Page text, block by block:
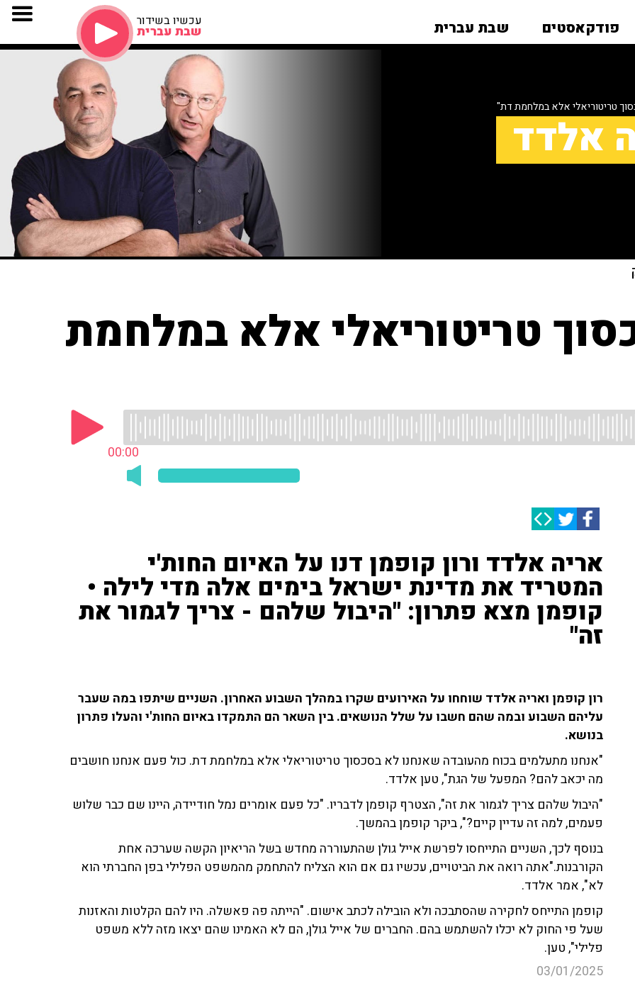
פודקאסטים שבת עברית עכשיו בשידור
שבת עברית
טריטוריאלי אלא במלחמת דת"
אלדד
טריטוריאלי אלא במלחמת
00:00
אריה אלדד ורון קופמן דנו על האיום החות'י
המטריד את מדינת ישראל בימים אלה מדי לילה •
קופמן מצא פתרון: "היבול שלהם - צריך לגמור את
זה"
רון קופמן ואריה אלדד שוחחו על האירועים שקרו במהלך השבוע האחרון. השניים שיתפו במה שעבר
עליהם השבוע ובמה שהם חשבו על שלל הנושאים. בין השאר הם התמקדו באיום החות'י והעלו פתרון
בנושא.
"אנחנו מתעלמים בכוח מהעובדה שאנחנו לא בסכסוך טריטוריאלי אלא במלחמת דת. כול פעם אנחנו חושבים
מה יכאב להם? המפעל של הגת", טען אלדד.
"היבול שלהם צריך לגמור את זה", הצטרף קופמן לדבריו. "כל פעם אומרים נמל חודיידה, היינו שם כבר שלוש
פעמים, למה זה עדיין קיים?", ביקר קופמן בהמשך.
בנוסף לכך, השניים התייחסו לפרשת אייל גולן שהתעוררה מחדש בשל הריאיון הקשה שערכה אחת
הקורבנות."אתה רואה את הביטויים, עכשיו גם אם הוא הצליח להתחמק מהמשפט הפלילי בפן החברתי הוא
לא", אמר אלדד.
קופמן התייחס לחקירה שהסתבכה ולא הובילה לכתב אישום. "הייתה פה פאשלה. היו להם הקלטות והאזנות
שעל פי החוק לא יכלו להשתמש בהם. החברים של אייל גולן, הם לא האמינו שהם יצאו מזה ללא משפט
פלילי", טען.
03/01/2025